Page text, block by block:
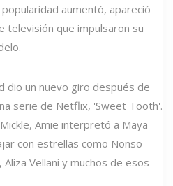
aumentó, apareció
televisión que impulsaron su
dio un nuevo giro después de
serie de Netflix, 'Sweet Tooth'.
Amie interpretó a Maya
con estrellas como Nonso
Vellani y muchos de esos